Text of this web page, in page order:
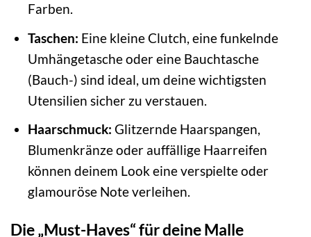
Farben.
Taschen: Eine kleine Clutch, eine funkelnde
Umhängetasche oder eine Bauchtasche
(Bauch-) sind ideal, um deine wichtigsten
Utensilien sicher zu verstauen.
Haarschmuck: Glitzernde Haarspangen,
Blumenkränze oder auffällige Haarreifen
können deinem Look eine verspielte oder
glamouröse Note verleihen.
Die „Must-Haves“ für deine Malle